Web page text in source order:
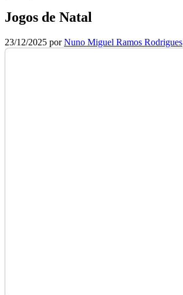
Jogos de Natal
23/12/2025 porNuno Miguel Ramos Rodrigues